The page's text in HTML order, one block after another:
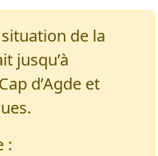
de la
jusqu’à
d’Agde et
: